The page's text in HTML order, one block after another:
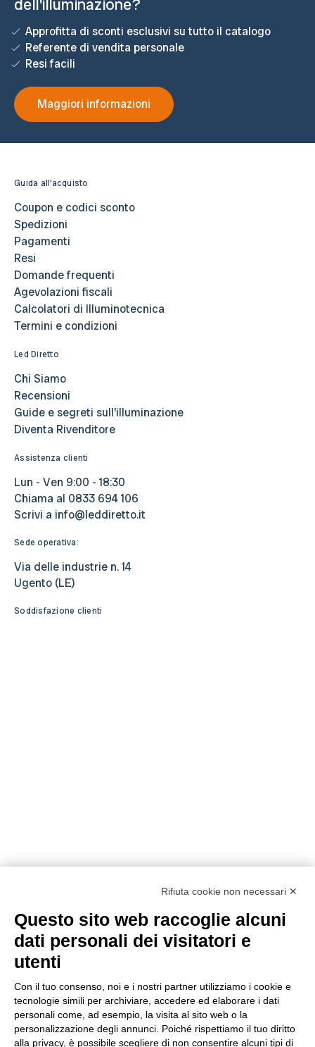
dell'illuminazione?
Approfitta di sconti esclusivi su tutto il catalogo
Referente di vendita personale
Resi facili
Maggiori informazioni
Guida all'acquisto
Coupon e codici sconto
Spedizioni
Pagamenti
Resi
Domande frequenti
Agevolazioni fiscali
Calcolatori di Illuminotecnica
Termini e condizioni
Led Diretto
Chi Siamo
Recensioni
Guide e segreti sull’illuminazione
Diventa Rivenditore
Assistenza clienti
Lun - Ven 9:00 - 18:30
Chiama al 0833 694 106
Scrivi a info@leddiretto.it
Sede operativa:
Via delle industrie n. 14
Ugento (LE)
Soddisfazione clienti
Metodi di pagamento
Condizioni di vendita
Rifiuta cookie non necessari ✕
Questo sito web raccoglie alcuni
dati personali dei visitatori e
utenti
Con il tuo consenso, noi e i nostri partner utilizziamo i cookie e
tecnologie simili per archiviare, accedere ed elaborare i dati
personali come, ad esempio, la visita al sito web o la
personalizzazione degli annunci. Poiché rispettiamo il tuo diritto
alla privacy, è possibile scegliere di non consentire alcuni tipi di